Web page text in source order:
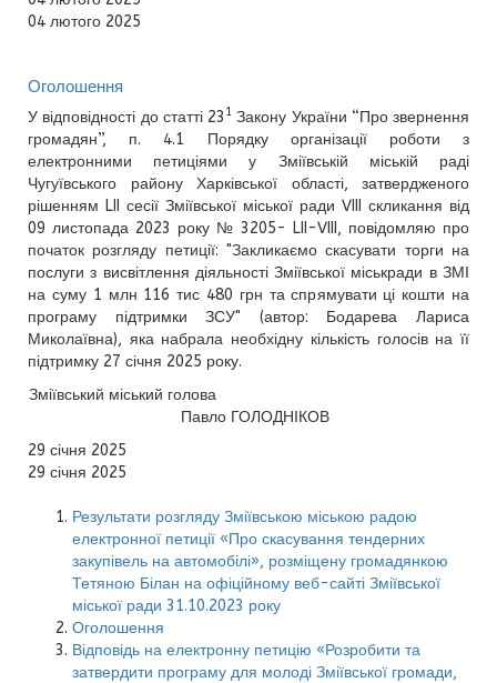
04 лютого 2025
Оголошення
У відповідності до статті 23 1 Закону України “Про звернення
громадян”, п. 4.1 Порядку організації роботи з
електронними петиціями у Зміївській міській раді
Чугуївського району Харківської області, затвердженого
рішенням LII сесії Зміївської міської ради VIII скликання від
09 листопада 2023 року № 3205- LII-VIII, повідомляю про
початок розгляду петиції: "Закликаємо скасувати торги на
послуги з висвітлення діяльності Зміївської міськради в ЗМІ
на суму 1 млн 116 тис 480 грн та спрямувати ці кошти на
програму підтримки ЗСУ" (автор: Бодарева Лариса
Миколаївна), яка набрала необхідну кількість голосів на її
підтримку 27 січня 2025 року.
Зміївський міський голова
Павло ГОЛОДНІКОВ
29 січня 2025
29 січня 2025
Результати розгляду Зміївською міською радою
електронної петиції «Про скасування тендерних
закупівель на автомобілі», розміщену громадянкою
Тетяною Білан на офіційному веб-сайті Зміївської
міської ради 31.10.2023 року
Оголошення
Відповідь на електронну петицію «Розробити та
затвердити програму для молоді Зміївської громади,